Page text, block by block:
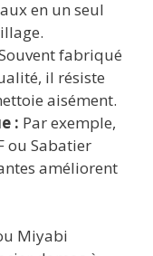
en un seul
fabriqué
il résiste
aisément.
: Par exemple,
ou Sabatier
améliorent
Miyabi